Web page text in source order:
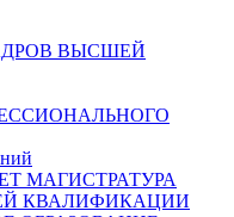
ВЫСШЕЙ
МАГИСТРАТУРА
КВАЛИФИКАЦИИ